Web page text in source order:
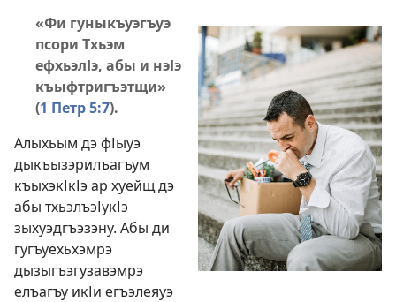
«Фи гуныкъуэгъуэ
псори Тхьэм
ефхьэлІэ, абы и нэІэ
къыфтригъэтщи»
(1 Петр 5:7).
Алыхьым дэ фІыуэ
дыкъызэрилъагъум
къыхэкІкІэ ар хуейщ дэ
абы тхьэлъэІукІэ
зыхуэдгъэзэну. Абы ди
гугъуехьхэмрэ
дызыгъэгузавэмрэ
елъагъу икІи егъэлеяуэ